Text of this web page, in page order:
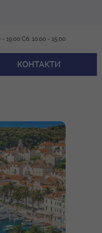
19:00 Сб: 10:00 - 15:00
КОНТАКТИ